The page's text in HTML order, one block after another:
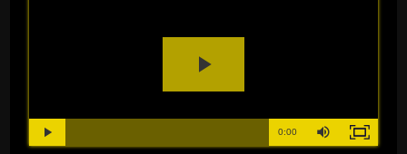
Video
Play Duration
0:00
Loaded:
Fullscreen